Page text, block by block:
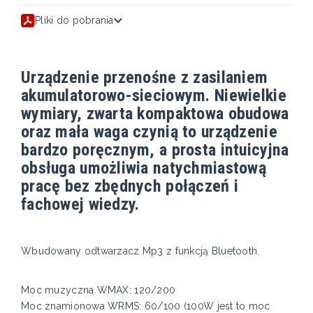
Pliki do pobrania
Urządzenie przenośne z zasilaniem
akumulatorowo-sieciowym. Niewielkie
wymiary, zwarta kompaktowa obudowa
oraz mała waga czynią to urządzenie
bardzo poręcznym, a prosta intuicyjna
obsługa umożliwia natychmiastową
pracę bez zbędnych połączeń i
fachowej wiedzy.
Wbudowany odtwarzacz Mp3 z funkcją Bluetooth.
Moc muzyczna WMAX: 120/200
Moc znamionowa WRMS: 60/100 (100W jest to moc